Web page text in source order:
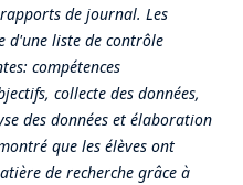
de journal. Les
d'une liste de contrôle
compétences
collecte des données,
des données et élaboration
que les élèves ont
de recherche grâce à